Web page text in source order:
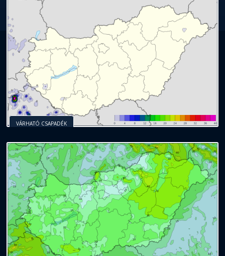
VÁRHATÓ CSAPADÉK